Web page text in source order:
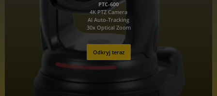
PTC-600
4K PTZ Camera
AI Auto-Tracking
30x Optical Zoom
Odkryj teraz